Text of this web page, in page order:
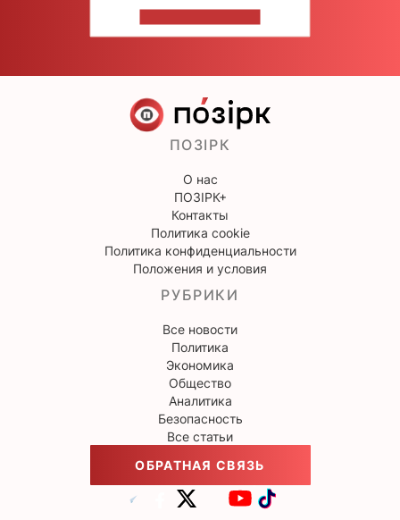
ПОЗІРК
О нас
ПОЗІРК+
Контакты
Политика cookie
Политика конфиденциальности
Положения и условия
РУБРИКИ
Все новости
Политика
Экономика
Общество
Аналитика
Безопасность
Все статьи
ОБРАТНАЯ СВЯЗЬ